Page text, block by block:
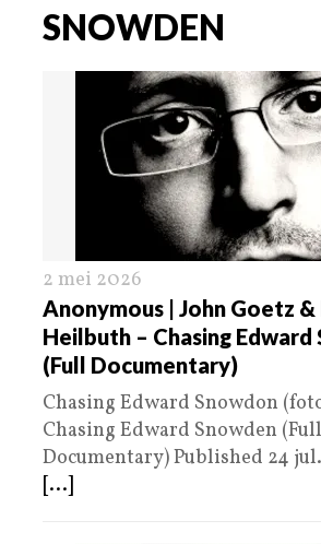
SNOWDEN
2 mei 2026
Anonymous | John Goetz &
Heilbuth – Chasing Edward
(Full Documentary)
Chasing Edward Snowdon
Chasing Edward Snowden (Full
Documentary) Published 24
[...]